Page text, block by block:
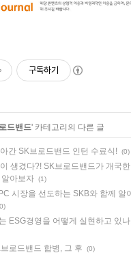
구독하기
드밴드' 카테고리의 다른 글
간 SK브로드밴드 인턴 수료식! (0)
생겼다?! SK브로드밴드가 개국한
아보자 (1)
시장을 선도하는 SKB와 함께 알
ESG경영을 어떻게 실현하고 있
로드밴드 합병, 그 후 (0)